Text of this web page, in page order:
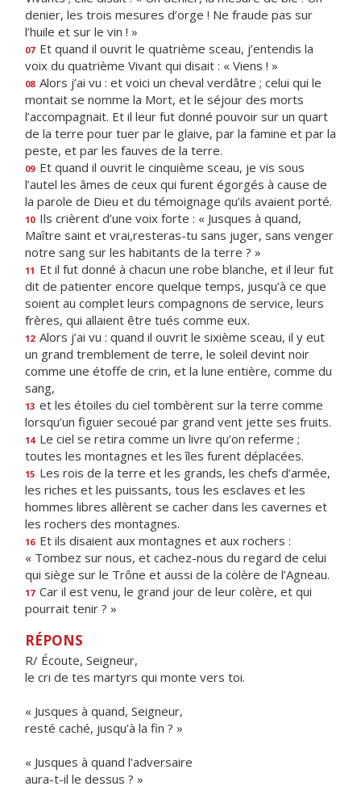
denier, les trois mesures d’orge ! Ne fraude pas sur
l’huile et sur le vin ! »
07 Et quand il ouvrit le quatrième sceau, j’entendis la
voix du quatrième Vivant qui disait : « Viens ! »
08 Alors j’ai vu : et voici un cheval verdâtre ; celui qui le
montait se nomme la Mort, et le séjour des morts
l’accompagnait. Et il leur fut donné pouvoir sur un quart
de la terre pour tuer par le glaive, par la famine et par la
peste, et par les fauves de la terre.
09 Et quand il ouvrit le cinquième sceau, je vis sous
l’autel les âmes de ceux qui furent égorgés à cause de
la parole de Dieu et du témoignage qu’ils avaient porté.
10 Ils crièrent d’une voix forte : « Jusques à quand,
Maître saint et vrai,resteras-tu sans juger, sans venger
notre sang sur les habitants de la terre ? »
11 Et il fut donné à chacun une robe blanche, et il leur fut
dit de patienter encore quelque temps, jusqu’à ce que
soient au complet leurs compagnons de service, leurs
frères, qui allaient être tués comme eux.
12 Alors j’ai vu : quand il ouvrit le sixième sceau, il y eut
un grand tremblement de terre, le soleil devint noir
comme une étoffe de crin, et la lune entière, comme du
sang,
13 et les étoiles du ciel tombèrent sur la terre comme
lorsqu’un figuier secoué par grand vent jette ses fruits.
14 Le ciel se retira comme un livre qu’on referme ;
toutes les montagnes et les îles furent déplacées.
15 Les rois de la terre et les grands, les chefs d’armée,
les riches et les puissants, tous les esclaves et les
hommes libres allèrent se cacher dans les cavernes et
les rochers des montagnes.
16 Et ils disaient aux montagnes et aux rochers :
« Tombez sur nous, et cachez-nous du regard de celui
qui siège sur le Trône et aussi de la colère de l’Agneau.
17 Car il est venu, le grand jour de leur colère, et qui
pourrait tenir ? »
RÉPONS
R/ Écoute, Seigneur,
le cri de tes martyrs qui monte vers toi.
« Jusques à quand, Seigneur,
resté caché, jusqu'à la fin ? »
« Jusques à quand l'adversaire
aura-t-il le dessus ? »